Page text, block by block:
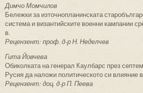
Димчо Момчилов
Бележки за източнопланинската
система и византийските военни кампании
в.
Рецензент: проф. д-р Н. Неделчев
Гита Йовчева
Обиколката на генерал Каулбарс през
Русия да наложи политическото си влияние
Рецензент: доц. д-р П. Пеева